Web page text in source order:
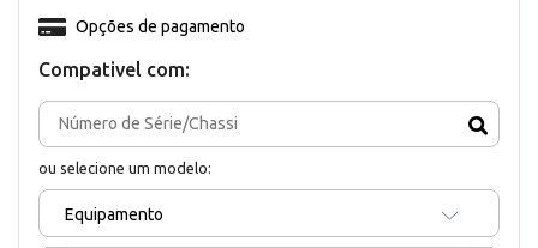
Compativel com:
ou selecione um modelo:
Equipamento
Opções de pagamento